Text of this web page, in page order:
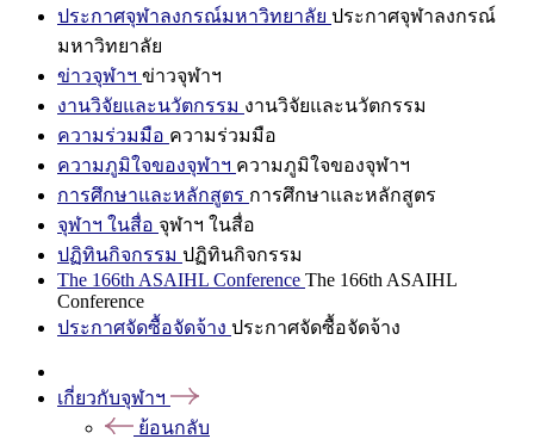
ประกาศจุฬาลงกรณ์มหาวิทยาลัย ประกาศจุฬาลงกรณ์
มหาวิทยาลัย
ข่าวจุฬาฯ ข่าวจุฬาฯ
งานวิจัยและนวัตกรรม งานวิจัยและนวัตกรรม
ความร่วมมือ ความร่วมมือ
ความภูมิใจของจุฬาฯ ความภูมิใจของจุฬาฯ
การศึกษาและหลักสูตร การศึกษาและหลักสูตร
จุฬาฯ ในสื่อ จุฬาฯ ในสื่อ
ปฏิทินกิจกรรม ปฏิทินกิจกรรม
The 166th ASAIHL Conference The 166th ASAIHL
Conference
ประกาศจัดซื้อจัดจ้าง ประกาศจัดซื้อจัดจ้าง
เกี่ยวกับจุฬาฯ
ย้อนกลับ